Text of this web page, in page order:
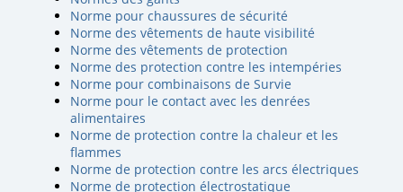
Norme pour chaussures de sécurité
Norme des vêtements de haute visibilité
Norme des vêtements de protection
Norme des protection contre les intempéries
Norme pour combinaisons de Survie
Norme pour le contact avec les denrées
alimentaires
Norme de protection contre la chaleur et les
flammes
Norme de protection contre les arcs électriques
Norme de protection électrostatique